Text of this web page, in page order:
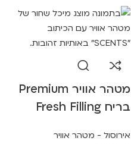
מטהר אוויר Premium
בריח Fresh Filling
אירוסול - מטהר אוויר